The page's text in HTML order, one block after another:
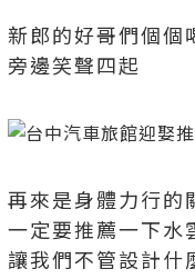
新郎的好哥們個個
旁邊笑聲四起
再來是身體力行的
一定要推薦一下水
讓我們不管設計什